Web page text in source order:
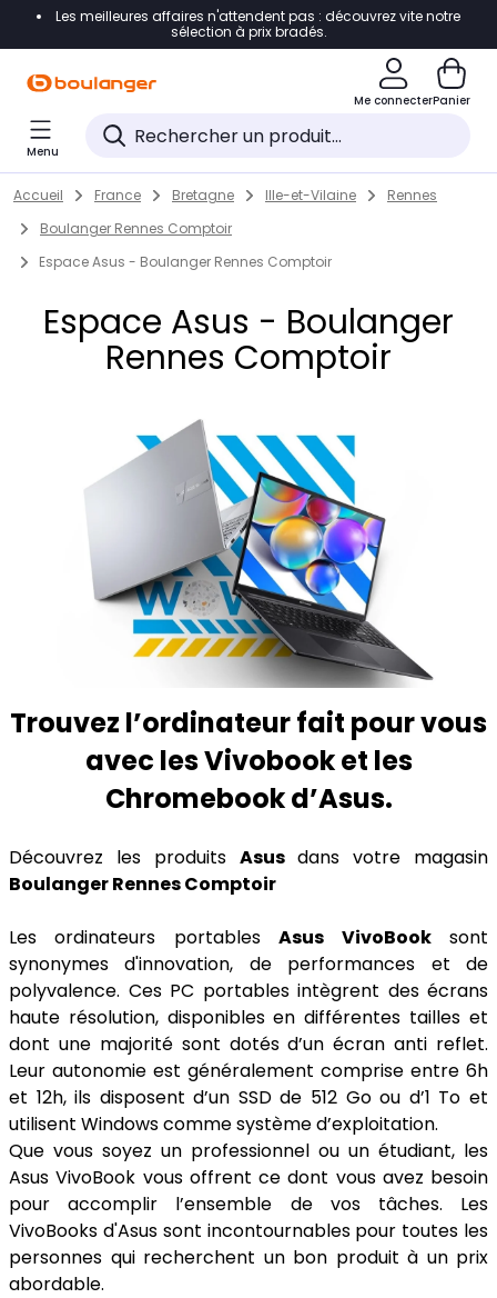
Accéder directement à la navigation
Accéder directement au pied de page
Accéder directement au chatbot
Les meilleures affaires n'attendent pas : découvrez vite notre
sélection à prix bradés.
Me connecterPanier
Menu
Skip to content
Return to Nav
Accueil France Bretagne Ille-et-Vilaine
Rennes
Boulanger Rennes Comptoir
Espace Asus - Boulanger Rennes Comptoir
Espace Asus - Boulanger
Rennes Comptoir
Trouvez l’ordinateur fait pour vous
avec les Vivobook et les
Chromebook d’Asus.
Découvrez les produits Asusdans votre magasin
Boulanger Rennes Comptoir
Les ordinateurs portablesAsus VivoBooksont
synonymes d'innovation, de performances et de
polyvalence. Ces PC portables intègrent des écrans
haute résolution, disponibles en différentes tailles et
dont une majorité sont dotés d’un écran anti reflet.
Leur autonomie est généralement comprise entre 6h
et 12h, ils disposent d’un SSD de 512 Go ou d’1 To et
utilisent Windows comme système d’exploitation.
Que vous soyez un professionnel ou un étudiant, les
Asus VivoBook vous offrent ce dont vous avez besoin
pour accomplir l’ensemble de vos tâches. Les
VivoBooks d'Asus sont incontournables pour toutes les
personnes qui recherchent un bon produit à un prix
abordable.